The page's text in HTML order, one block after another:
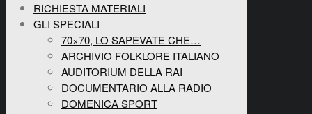
RICHIESTA MATERIALI
GLI SPECIALI
70×70, LO SAPEVATE CHE…
ARCHIVIO FOLKLORE ITALIANO
AUDITORIUM DELLA RAI
DOCUMENTARIO ALLA RADIO
DOMENICA SPORT